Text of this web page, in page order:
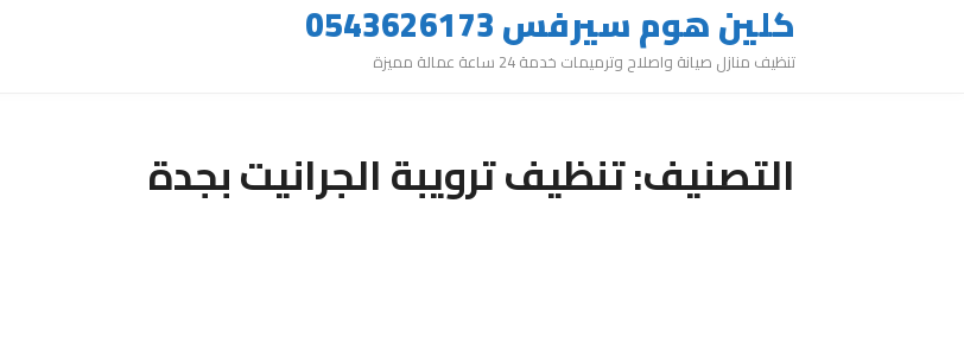
كلين هوم سيرفس 0543626173
تنظيف منازل صيانة واصلاح وترميمات خدمة 24 ساعة عمالة مميزة
التصنيف:تنظيف ترويبة الجرانيت بجدة